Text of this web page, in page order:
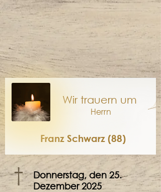
Wir trauern um
Franz Schwarz (88)
Herrn
Donnerstag, den 25.
Dezember 2025
†